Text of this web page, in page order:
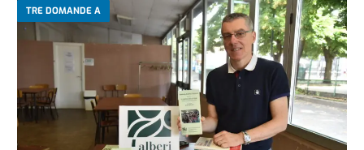
TRE DOMANDE A